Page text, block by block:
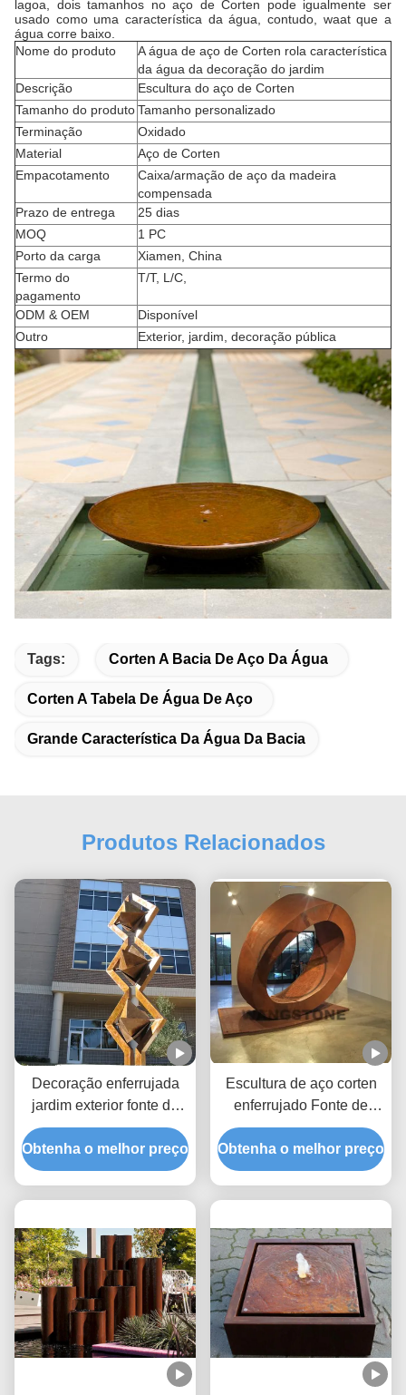
lagoa, dois tamanhos no aço de Corten pode igualmente ser
usado como uma característica da água, contudo, waat que a
água corre baixo.
Nome do produto
A água de aço de Corten rola característica
da água da decoração do jardim
Descrição
Escultura do aço de Corten
Tamanho do produtoTamanho personalizado
Terminação
Oxidado
Material
Aço de Corten
Empacotamento
Caixa/armação de aço da madeira
compensada
Prazo de entrega
25 dias
MOQ
1 PC
Porto da carga
Xiamen, China
Termo do
pagamento
T/T, L/C,
ODM & OEM
Disponível
Outro
Exterior, jardim, decoração pública
Tags: Corten A Bacia De Aço Da Água
Corten A Tabela De Água De Aço
Grande Característica Da Água Da Bacia
Produtos Relacionados
Decoração enferrujada
jardim exterior fonte de
água escultura de aço
corten
Obtenha o melhor preço
Escultura de aço corten
enferrujado Fonte de
água para decoração
exterior
Obtenha o melhor preço